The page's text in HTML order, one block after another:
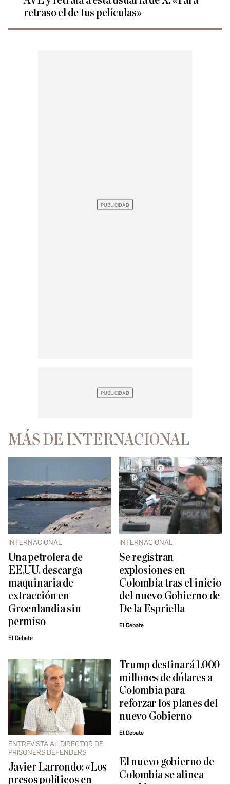
retraso el de tus películas»
MÁS DE INTERNACIONAL
INTERNACIONAL
Una petrolera de
EE.UU. descarga
maquinaria de
extracción en
Groenlandia sin
permiso
El Debate
INTERNACIONAL
Se registran
explosiones en
Colombia tras el inicio
del nuevo Gobierno de
De la Espriella
El Debate
ENTREVISTA AL DIRECTOR DE
PRISONERS DEFENDERS
Javier Larrondo: «Los
presos políticos en
Trump destinará 1.000
millones de dólares a
Colombia para
reforzar los planes del
nuevo Gobierno
El Debate
El nuevo gobierno de
Colombia se alinea